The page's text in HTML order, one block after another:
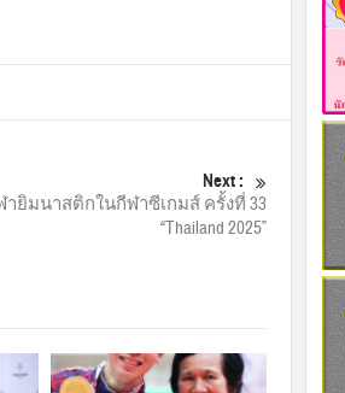
Next :
ยิมนาสติกในกีฬาซีเกมส์ ครั้งที่ 33
“Thailand 2025”